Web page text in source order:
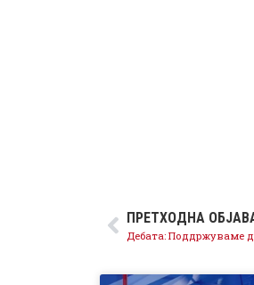
ПРЕТХОДНА